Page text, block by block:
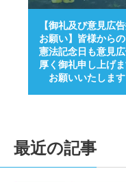
【御礼及び意見広
お願い】皆様から
憲法記念日も意見
厚く御礼申し上げ
お願いいたしま
最近の記事